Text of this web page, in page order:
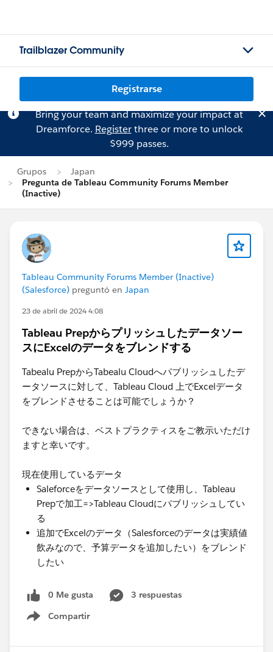
Trailblazer Community
Registrarse
Bring your team and maximize your impact at
Dreamforce. Registerthree or more to unlock
$999 passes.
Grupos
Japan
Pregunta de Tableau Community Forums Member
(Inactive)
Tableau Community Forums Member (Inactive)
(Salesforce) preguntó en Japan
23 de abril de 2024 4:08
Tableau Prepからプリッシュしたデータソー
スにExcelのデータをブレンドする
Tabealu PrepからTabealu Cloudへパブリッシュしたデ
ータソースに対して、Tableau Cloud 上でExcelデータ
をブレンドさせることは可能でしょうか？
できない場合は、ベストプラクティスをご教示いただけ
ますと幸いです。
現在使用しているデータ
Saleforceをデータソースとして使用し、Tableau
Prepで加工=>Tableau Cloudにパブリッシュしてい
る
追加でExcelのデータ（Salesforceのデータは実績値
飲みなので、予算データを追加したい）をブレンド
したい
0 Me gusta
3 respuestas
Compartir
Show menu